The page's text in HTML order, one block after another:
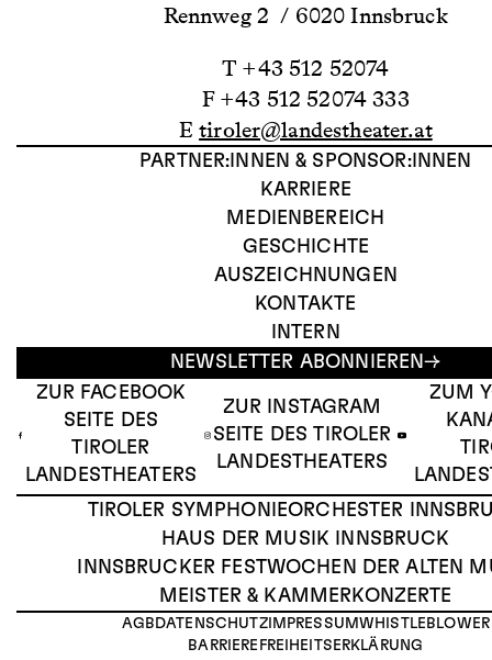
Rennweg 2 / 6020 Innsbruck
T +43 512 52074
F +43 512 52074 333
Etiroler@landestheater.at
PARTNER:INNEN & SPONSOR:INNEN
KARRIERE
MEDIENBEREICH
GESCHICHTE
AUSZEICHNUNGEN
KONTAKTE
INTERN
NEWSLETTER ABONNIEREN
ZUR FACEBOOK
SEITE DES
TIROLER
LANDESTHEATERS
ZUR INSTAGRAM
SEITE DES TIROLER
LANDESTHEATERS
ZUM
TIROLER SYMPHONIEORCHESTER
HAUS DER MUSIK INNSBRUCK
INNSBRUCKER FESTWOCHEN DER ALTEN
MEISTER & KAMMERKONZERTE
AGB DATENSCHUTZIMPRESSUMWHISTLEBLOWER
BARRIEREFREIHEITSERKLÄRUNG